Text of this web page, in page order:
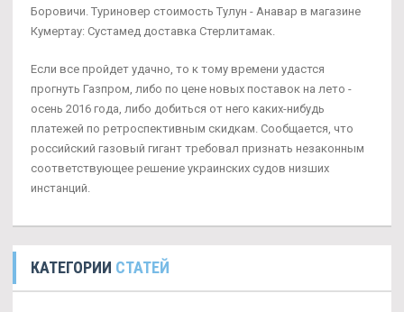
Боровичи. Туриновер стоимость Тулун - Анавар в магазине
Кумертау: Сустамед доставка Стерлитамак.
Если все пройдет удачно, то к тому времени удастся
прогнуть Газпром, либо по цене новых поставок на лето -
осень 2016 года, либо добиться от него каких-нибудь
платежей по ретроспективным скидкам. Сообщается, что
российский газовый гигант требовал признать незаконным
соответствующее решение украинских судов низших
инстанций.
КАТЕГОРИИ СТАТЕЙ